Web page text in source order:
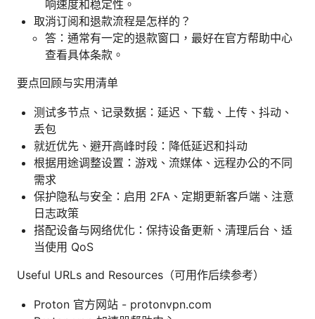
响速度和稳定性。
取消订阅和退款流程是怎样的？
答：通常有一定的退款窗口，最好在官方帮助中心
查看具体条款。
要点回顾与实用清单
测试多节点、记录数据：延迟、下载、上传、抖动、
丢包
就近优先、避开高峰时段：降低延迟和抖动
根据用途调整设置：游戏、流媒体、远程办公的不同
需求
保护隐私与安全：启用 2FA、定期更新客户端、注意
日志政策
搭配设备与网络优化：保持设备更新、清理后台、适
当使用 QoS
Useful URLs and Resources（可用作后续参考）
Proton 官方网站 - protonvpn.com